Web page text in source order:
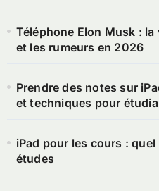
Téléphone Elon Musk : la
et les rumeurs en 2026
Prendre des notes sur
et techniques pour
iPad pour les cours :
études